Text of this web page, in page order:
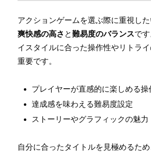
アクションゲームを選ぶ際に重視し
爽快感の高さ と難易度のバランスで
イスタイルに合った操作性やリトラ
重要です。
プレイヤーが直感的に楽しめる操
達成感を味わえる難易度設定
ストーリーやグラフィックの魅力
自分に合ったタイトルを見極めるた